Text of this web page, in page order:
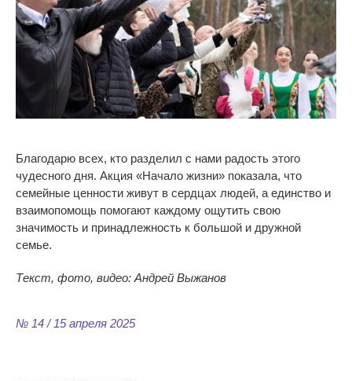
Благодарю всех, кто разделил с нами радость этого
чудесного дня. Акция «Начало жизни» показала, что
семейные ценности живут в сердцах людей, а единство и
взаимопомощь помогают каждому ощутить свою
значимость и принадлежность к большой и дружной
семье.
Текст, фото, видео: Андрей Выжанов
№ 14 / 15 апреля 2025